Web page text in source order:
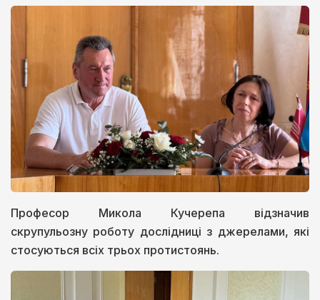
Професор Микола Кучерепа відзначив
скрупульозну роботу дослідниці з джерелами, які
стосуються всіх трьох протистоянь.